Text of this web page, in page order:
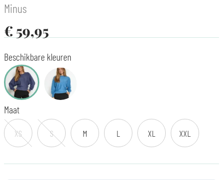
Minus
€ 59,95
Beschikbare kleuren
Maat
XS S M L XL XXL